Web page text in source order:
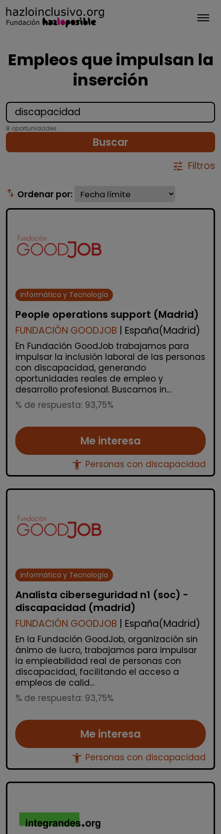
Empleos que impulsan la
inserción
8 oportunidades
Buscar
tune Filtros
swap_vert Ordenar por:
Informática y Tecnología
People operations support (Madrid)
FUNDACIÓN GOODJOB | España(Madrid)
En Fundación GoodJob trabajamos para
impulsar la inclusión laboral de las personas
con discapacidad, generando
oportunidades reales de empleo y
desarrollo profesional. Buscamos in...
% de respuesta: 93,75%
Me interesa
accessibility_new Personas con discapacidad
Informática y Tecnología
Analista ciberseguridad n1 (soc) -
discapacidad (madrid)
FUNDACIÓN GOODJOB | España(Madrid)
En la Fundación GoodJob, organización sin
ánimo de lucro, trabajamos para impulsar
la empleabilidad real de personas con
discapacidad, facilitando el acceso a
empleos de calid...
% de respuesta: 93,75%
Me interesa
accessibility_new Personas con discapacidad